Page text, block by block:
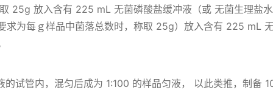
25g 放入含有 225 mL 无菌磷酸盐缓冲液（或 无菌生理盐
求为每ｇ样品中菌落总数时，称取 25g）放入含有 225 mL
试管内，混匀后成为 1:100 的样品匀液， 以此类推，制备